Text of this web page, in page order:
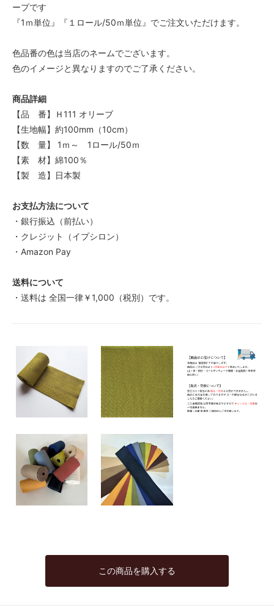
ープです
『1ｍ単位』『１ロール/50ｍ単位』でご注文いただけます。
色品番の色は当店のネームでございます。
色のイメージと異なりますのでご了承ください。
商品詳細
【品 番】Ｈ111 オリーブ
【生地幅】約100mm（10cm）
【数 量】 1ｍ～ 1ロール/50ｍ
【素 材】綿100％
【製 造】日本製
お支払方法について
・銀行振込（前払い）
・クレジット（イプシロン）
・Amazon Pay
送料について
・送料は 全国一律￥1,000（税別）です。
この商品を購入する